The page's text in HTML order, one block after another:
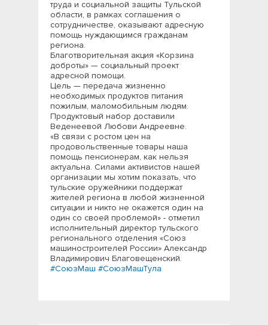
труда и социальной защиты Тульской
области, в рамках соглашения о
сотрудничестве, оказывают адресную
помощь нуждающимся гражданам
региона.
Благотворительная акция «Корзина
доброты» — социальный проект
адресной помощи.
Цель — передача жизненно
необходимых продуктов питания
пожилым, маломобильным людям.
Продуктовый набор доставили
Веденеевой Любови Андреевне.
«В связи с ростом цен на
продовольственные товары наша
помощь пенсионерам, как нельзя
актуальна. Силами активистов нашей
организации мы хотим показать, что
тульские оружейники поддержат
жителей региона в любой жизненной
ситуации и никто не окажется один на
один со своей проблемой» - отметил
исполнительный директор тульского
регионального отделения «Союз
машиностроителей России» Александр
Владимирович Благовещенский.
#СоюзМаш #СоюзМашТула